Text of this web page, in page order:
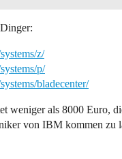
z/
p/
bladecenter/
weniger als 8000 Euro,
von IBM kommen